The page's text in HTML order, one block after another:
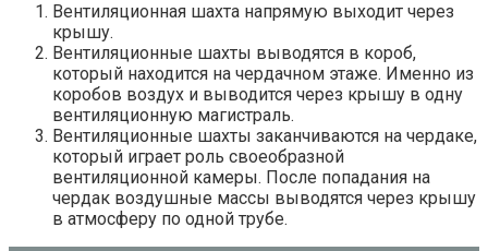
Вентиляционная шахта напрямую выходит через
крышу.
Вентиляционные шахты выводятся в короб,
который находится на чердачном этаже. Именно из
коробов воздух и выводится через крышу в одну
вентиляционную магистраль.
Вентиляционные шахты заканчиваются на чердаке,
который играет роль своеобразной
вентиляционной камеры. После попадания на
чердак воздушные массы выводятся через крышу
в атмосферу по одной трубе.